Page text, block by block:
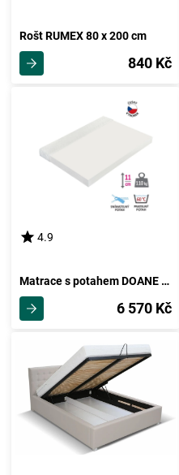
Rošt RUMEX 80 x 200 cm
840 Kč
4.9
Matrace s potahem DOANE 160x200 cm
6 570 Kč